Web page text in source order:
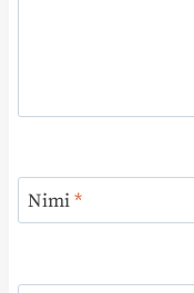
Nimi*